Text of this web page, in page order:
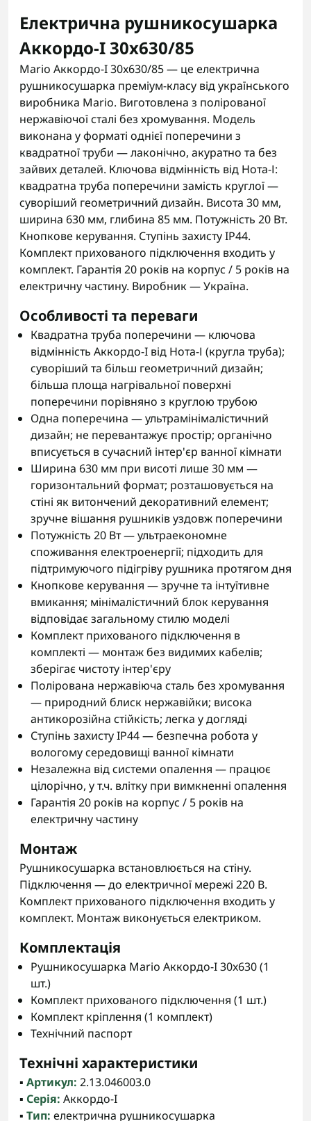
Електрична рушникосушарка
Аккордо-I 30х630/85
Mario Аккордо-I 30x630/85 — це електрична
рушникосушарка преміум-класу від українського
виробника Mario. Виготовлена з полірованої
нержавіючої сталі без хромування. Модель
виконана у форматі однієї поперечини з
квадратної труби — лаконічно, акуратно та без
зайвих деталей. Ключова відмінність від Нота-І:
квадратна труба поперечини замість круглої —
суворіший геометричний дизайн. Висота 30 мм,
ширина 630 мм, глибина 85 мм. Потужність 20 Вт.
Кнопкове керування. Ступінь захисту IP44.
Комплект прихованого підключення входить у
комплект. Гарантія 20 років на корпус / 5 років на
електричну частину. Виробник — Україна.
Особливості та переваги
Квадратна труба поперечини — ключова
відмінність Аккордо-I від Нота-І (кругла труба);
суворіший та більш геометричний дизайн;
більша площа нагрівальної поверхні
поперечини порівняно з круглою трубою
Одна поперечина — ультрамінімалістичний
дизайн; не перевантажує простір; органічно
вписується в сучасний інтер'єр ванної кімнати
Ширина 630 мм при висоті лише 30 мм —
горизонтальний формат; розташовується на
стіні як витончений декоративний елемент;
зручне вішання рушників уздовж поперечини
Потужність 20 Вт — ультраекономне
споживання електроенергії; підходить для
підтримуючого підігріву рушника протягом дня
Кнопкове керування — зручне та інтуїтивне
вмикання; мінімалістичний блок керування
відповідає загальному стилю моделі
Комплект прихованого підключення в
комплекті — монтаж без видимих кабелів;
зберігає чистоту інтер'єру
Полірована нержавіюча сталь без хромування
— природний блиск нержавійки; висока
антикорозійна стійкість; легка у догляді
Ступінь захисту IP44 — безпечна робота у
вологому середовищі ванної кімнати
Незалежна від системи опалення — працює
цілорічно, у т.ч. влітку при вимкненні опалення
Гарантія 20 років на корпус / 5 років на
електричну частину
Монтаж
Рушникосушарка встановлюється на стіну.
Підключення — до електричної мережі 220 В.
Комплект прихованого підключення входить у
комплект. Монтаж виконується електриком.
Комплектація
Рушникосушарка Mario Аккордо-I 30x630 (1
шт.)
Комплект прихованого підключення (1 шт.)
Комплект кріплення (1 комплект)
Технічний паспорт
Технічні характеристики
▪️ Артикул: 2.13.046003.0
▪️ Серія: Аккордо-I
▪️ Тип: електрична рушникосушарка